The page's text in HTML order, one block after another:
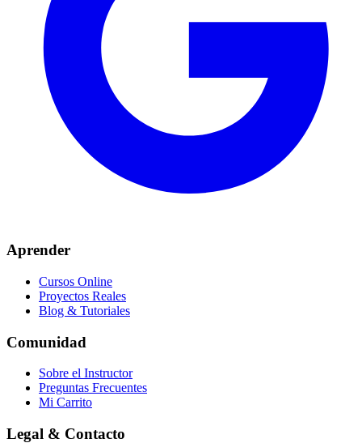
Aprender
Cursos Online
Proyectos Reales
Blog & Tutoriales
Comunidad
Sobre el Instructor
Preguntas Frecuentes
Mi Carrito
Legal & Contacto